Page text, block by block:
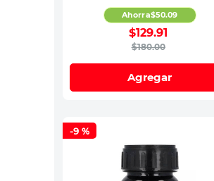
$180.00
$129.91
Ahorra$50.09
Agregar
-9 %